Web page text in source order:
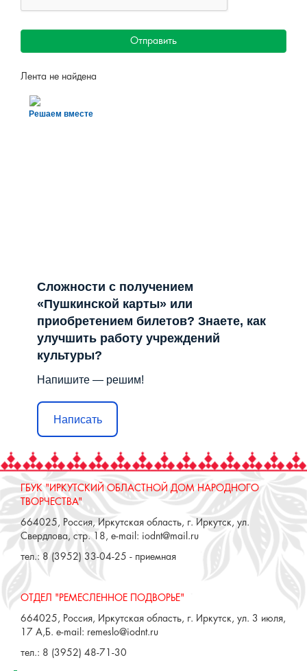
Отправить
Лента не найдена
Решаем вместе
Сложности с получением
«Пушкинской карты» или
приобретением билетов? Знаете, как
улучшить работу учреждений
культуры?
Напишите — решим!
Написать
ГБУК "ИРКУТСКИЙ ОБЛАСТНОЙ ДОМ НАРОДНОГО
ТВОРЧЕСТВА"
664025, Россия, Иркутская область, г. Иркутск, ул.
Свердлова, стр. 18, e-mail: iodnt@mail.ru
тел.: 8 (3952) 33-04-25 - приемная
ОТДЕЛ "РЕМЕСЛЕННОЕ ПОДВОРЬЕ"
664025, Россия, Иркутская область, г. Иркутск, ул. 3 июля,
17 А,Б. e-mail: remeslo@iodnt.ru
тел.: 8 (3952) 48-71-30